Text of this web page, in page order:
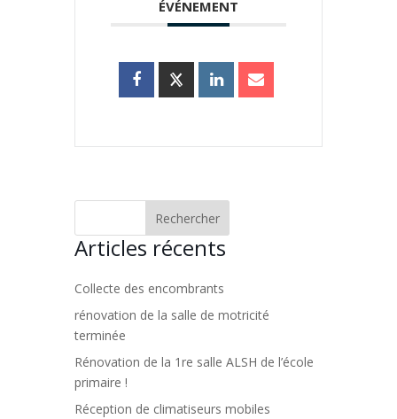
ÉVÉNEMENT
Articles récents
Collecte des encombrants
rénovation de la salle de motricité
terminée
Rénovation de la 1re salle ALSH de l’école
primaire !
Réception de climatiseurs mobiles